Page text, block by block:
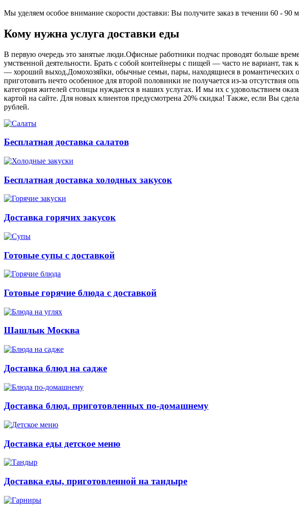
Мы уделяем особое внимание скорости доставки: Вы получите заказ в течении 60 - 90
Кому нужна услуга доставки еды
В первую очередь это занятые люди.Офисные работники подчас проводят больше
умственной деятельности. Брать с собой контейнеры с пищей ― часто не вариант,
― хороший выход.Домохозяйки, обычные семьи, пары, находящиеся в
приготовить нечто особенное для второй половинки не получается из-за отсутствия
категория жителей столицы нуждается в наших услугах. И мы их с удовольствием
картой на сайте. Для новых клиентов предусмотрена 20% скидка! Также, если Вы
рублей.
Бесплатная доставка салатов
Бесплатная доставка холодных закусок
Доставка горячих закусок
Готовые супы с доставкой
Готовые горячие блюда с доставкой
Шашлык Москва
Доставка блюд на садже
Доставка блюд, приготовленных по-домашнему
Доставка еды детское меню
Доставка еды, приготовленной на тандыре